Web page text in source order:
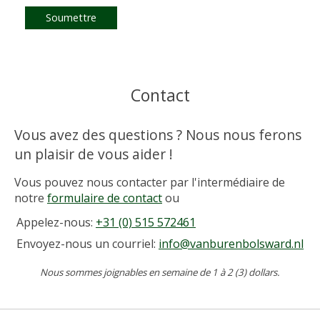
Soumettre
Contact
Vous avez des questions ? Nous nous ferons
un plaisir de vous aider !
Vous pouvez nous contacter par l'intermédiaire de
notre formulaire de contactou
Appelez-nous: +31 (0) 515 572461
Envoyez-nous un courriel: info@vanburenbolsward.nl
Nous sommes joignables en semaine de 1 à 2 (3) dollars.